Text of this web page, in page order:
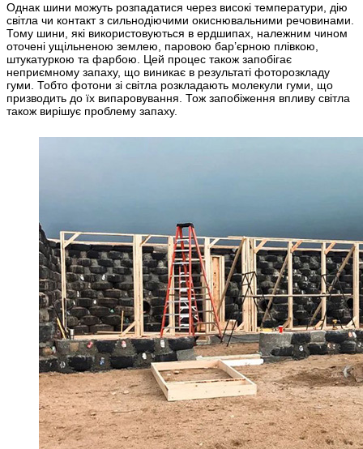
Однак шини можуть розпадатися через високі температури, дію
світла чи контакт з сильнодіючими окиснювальними речовинами.
Тому шини, які використовуються в ердшипах, належним чином
оточені ущільненою землею, паровою бар’єрною плівкою,
штукатуркою та фарбою. Цей процес також запобігає
неприємному запаху, що виникає в результаті фоторозкладу
гуми. Тобто фотони зі світла розкладають молекули гуми, що
призводить до їх випаровування. Тож запобіження впливу світла
також вирішує проблему запаху.